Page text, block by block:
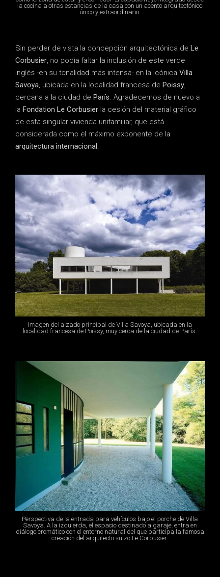
la cocina a otras estancias de la casa con un acento arquitectónico
único y extraordinario.
Sin perder de vista la concepción arquitectónica deLe
Corbusier, no podía faltar la inclusión de este verde
inglés -en su tonalidad más intensa- en la icónicaVilla
Savoya, ubicada en la localidad francesa dePoissy,
cercana a la ciudad deParís. Agradecemos de nuevo a
laFondation Le Corbusier la cesión del material gráfico
de esta singular vivienda unifamiliar, que está
considerada como el máximo exponente de la
arquitectura internacional.
Imagen del alzado principal de Villa Savoya, ubicada en la
localidad francesa de Poissy, muy cerca de la ciudad de París.
Perspectiva de la entrada para vehículos bajo el porche de Villa
Savoya. A la izquierda, el espacio destinado a garaje, entra en
diálogo cromático con el entorno natural del que participa la famosa
creación del arquitecto suizo Le Corbusier.